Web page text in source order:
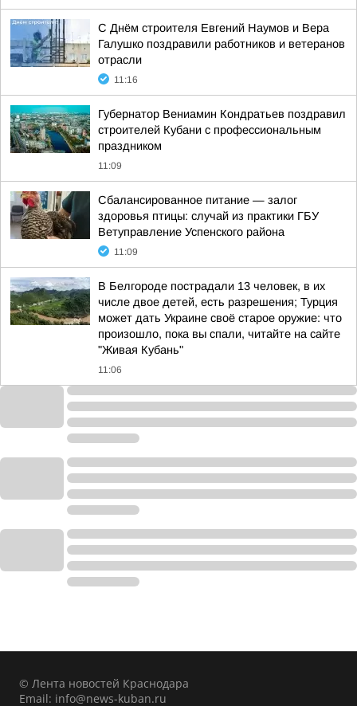
С Днём строителя Евгений Наумов и Вера
Галушко поздравили работников и ветеранов
отрасли
11:16
Губернатор Вениамин Кондратьев поздравил
строителей Кубани с профессиональным
праздником
11:09
Сбалансированное питание — залог
здоровья птицы: случай из практики ГБУ
Ветуправление Успенского района
11:09
В Белгороде пострадали 13 человек, в их
числе двое детей, есть разрешения; Турция
может дать Украине своё старое оружие: что
произошло, пока вы спали, читайте на сайте
"Живая Кубань"
11:06
© Лента новостей Краснодара
Email: info@news-kuban.ru